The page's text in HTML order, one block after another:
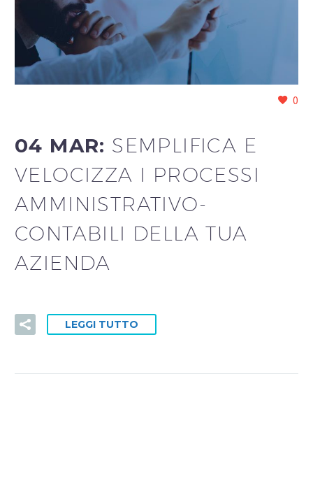
0
04 MAR: SEMPLIFICA E
VELOCIZZA I PROCESSI
AMMINISTRATIVO-
CONTABILI DELLA TUA
AZIENDA
LEGGI TUTTO